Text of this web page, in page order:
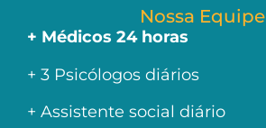
Nossa Equipe
+ Médicos 24 horas
+ 3 Psicólogos diários
+ Assistente social diário